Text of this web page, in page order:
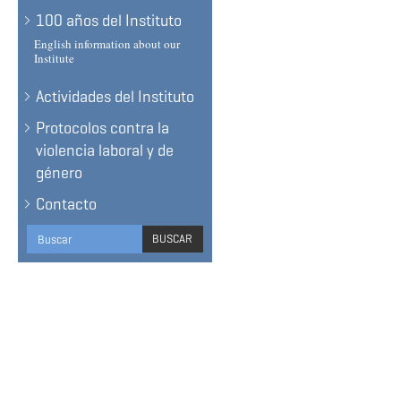
100 años del Instituto
English information about our
Institute
Actividades del Instituto
Protocolos contra la
violencia laboral y de
género
Contacto
Search
form
BUSCAR
BUSCAR